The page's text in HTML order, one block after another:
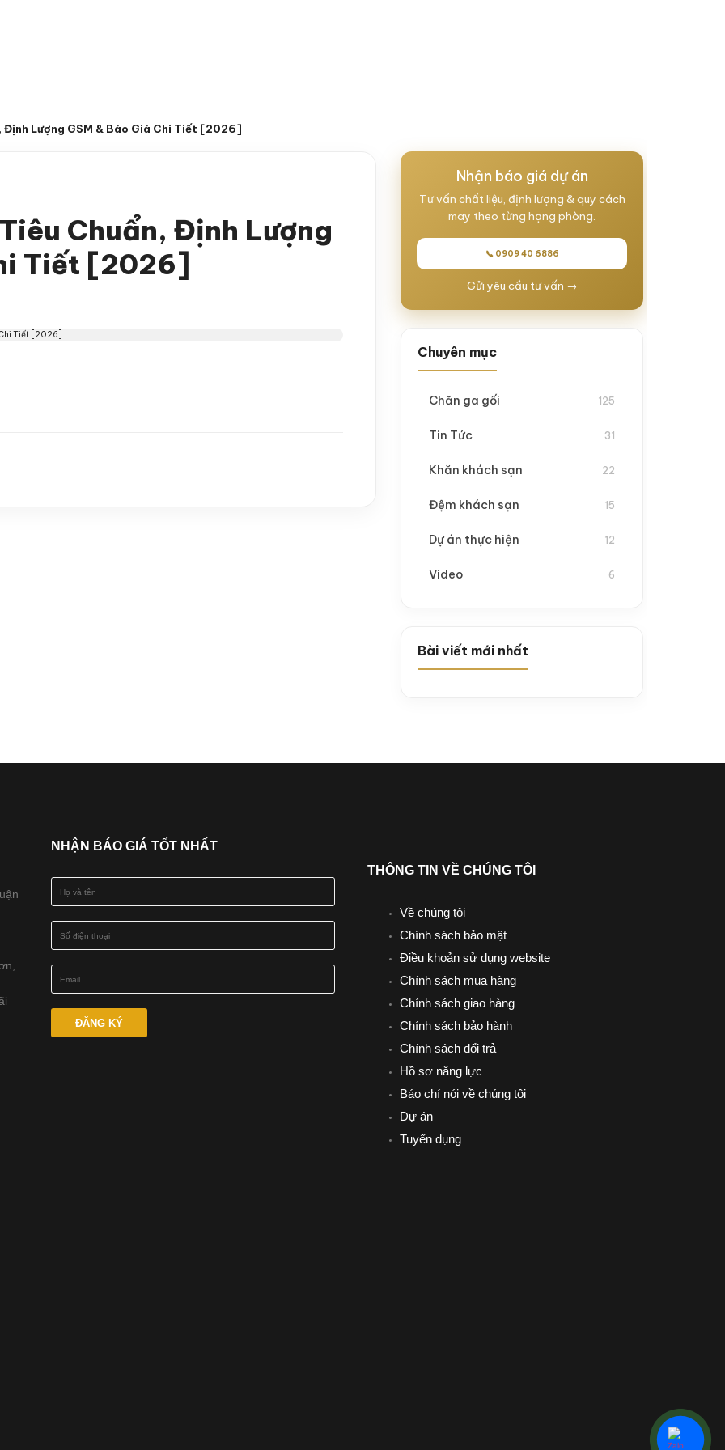
Định Lượng GSM & Báo Giá Chi Tiết [2026]
Chuẩn, Định Lượng
Tiết [2026]
Nhận báo giá dự án
Tư vấn chất liệu, định lượng & quy cách
may theo từng hạng phòng.
📞 0909 40 6886
Gửi yêu cầu tư vấn →
Chuyên mục
Chăn ga gối 125
Tin Tức 31
Khăn khách sạn 22
Đệm khách sạn 15
Dự án thực hiện 12
Video 6
Bài viết mới nhất
NHẬN BÁO GIÁ TỐT NHẤT
THÔNG TIN VỀ CHÚNG TÔI
Về chúng tôi
Chính sách bảo mật
Điều khoản sử dụng website
Chính sách mua hàng
Chính sách giao hàng
Chính sách bảo hành
Chính sách đổi trả
Hồ sơ năng lực
Báo chí nói về chúng tôi
Dự án
Tuyển dụng